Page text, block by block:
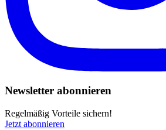
Newsletter abonnieren
Regelmäßig Vorteile sichern!
Jetzt abonnieren